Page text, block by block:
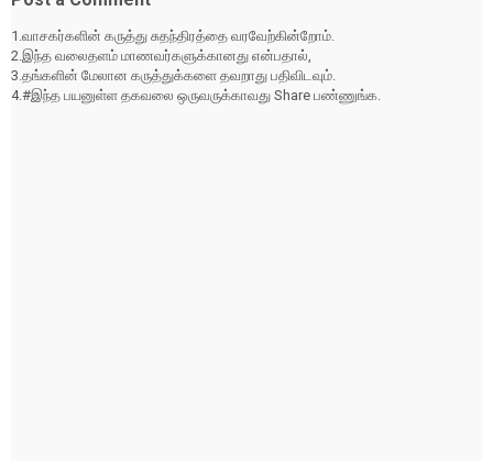
1.வாசகர்களின் கருத்து சுதந்திரத்தை வரவேற்கின்றோம்.
2.இந்த வலைதளம் மாணவர்களுக்கானது என்பதால்,
3.தங்களின் மேலான கருத்துக்களை தவறாது பதிவிடவும்.
4.#இந்த பயனுள்ள தகவலை ஒருவருக்காவது Share பண்ணுங்க.